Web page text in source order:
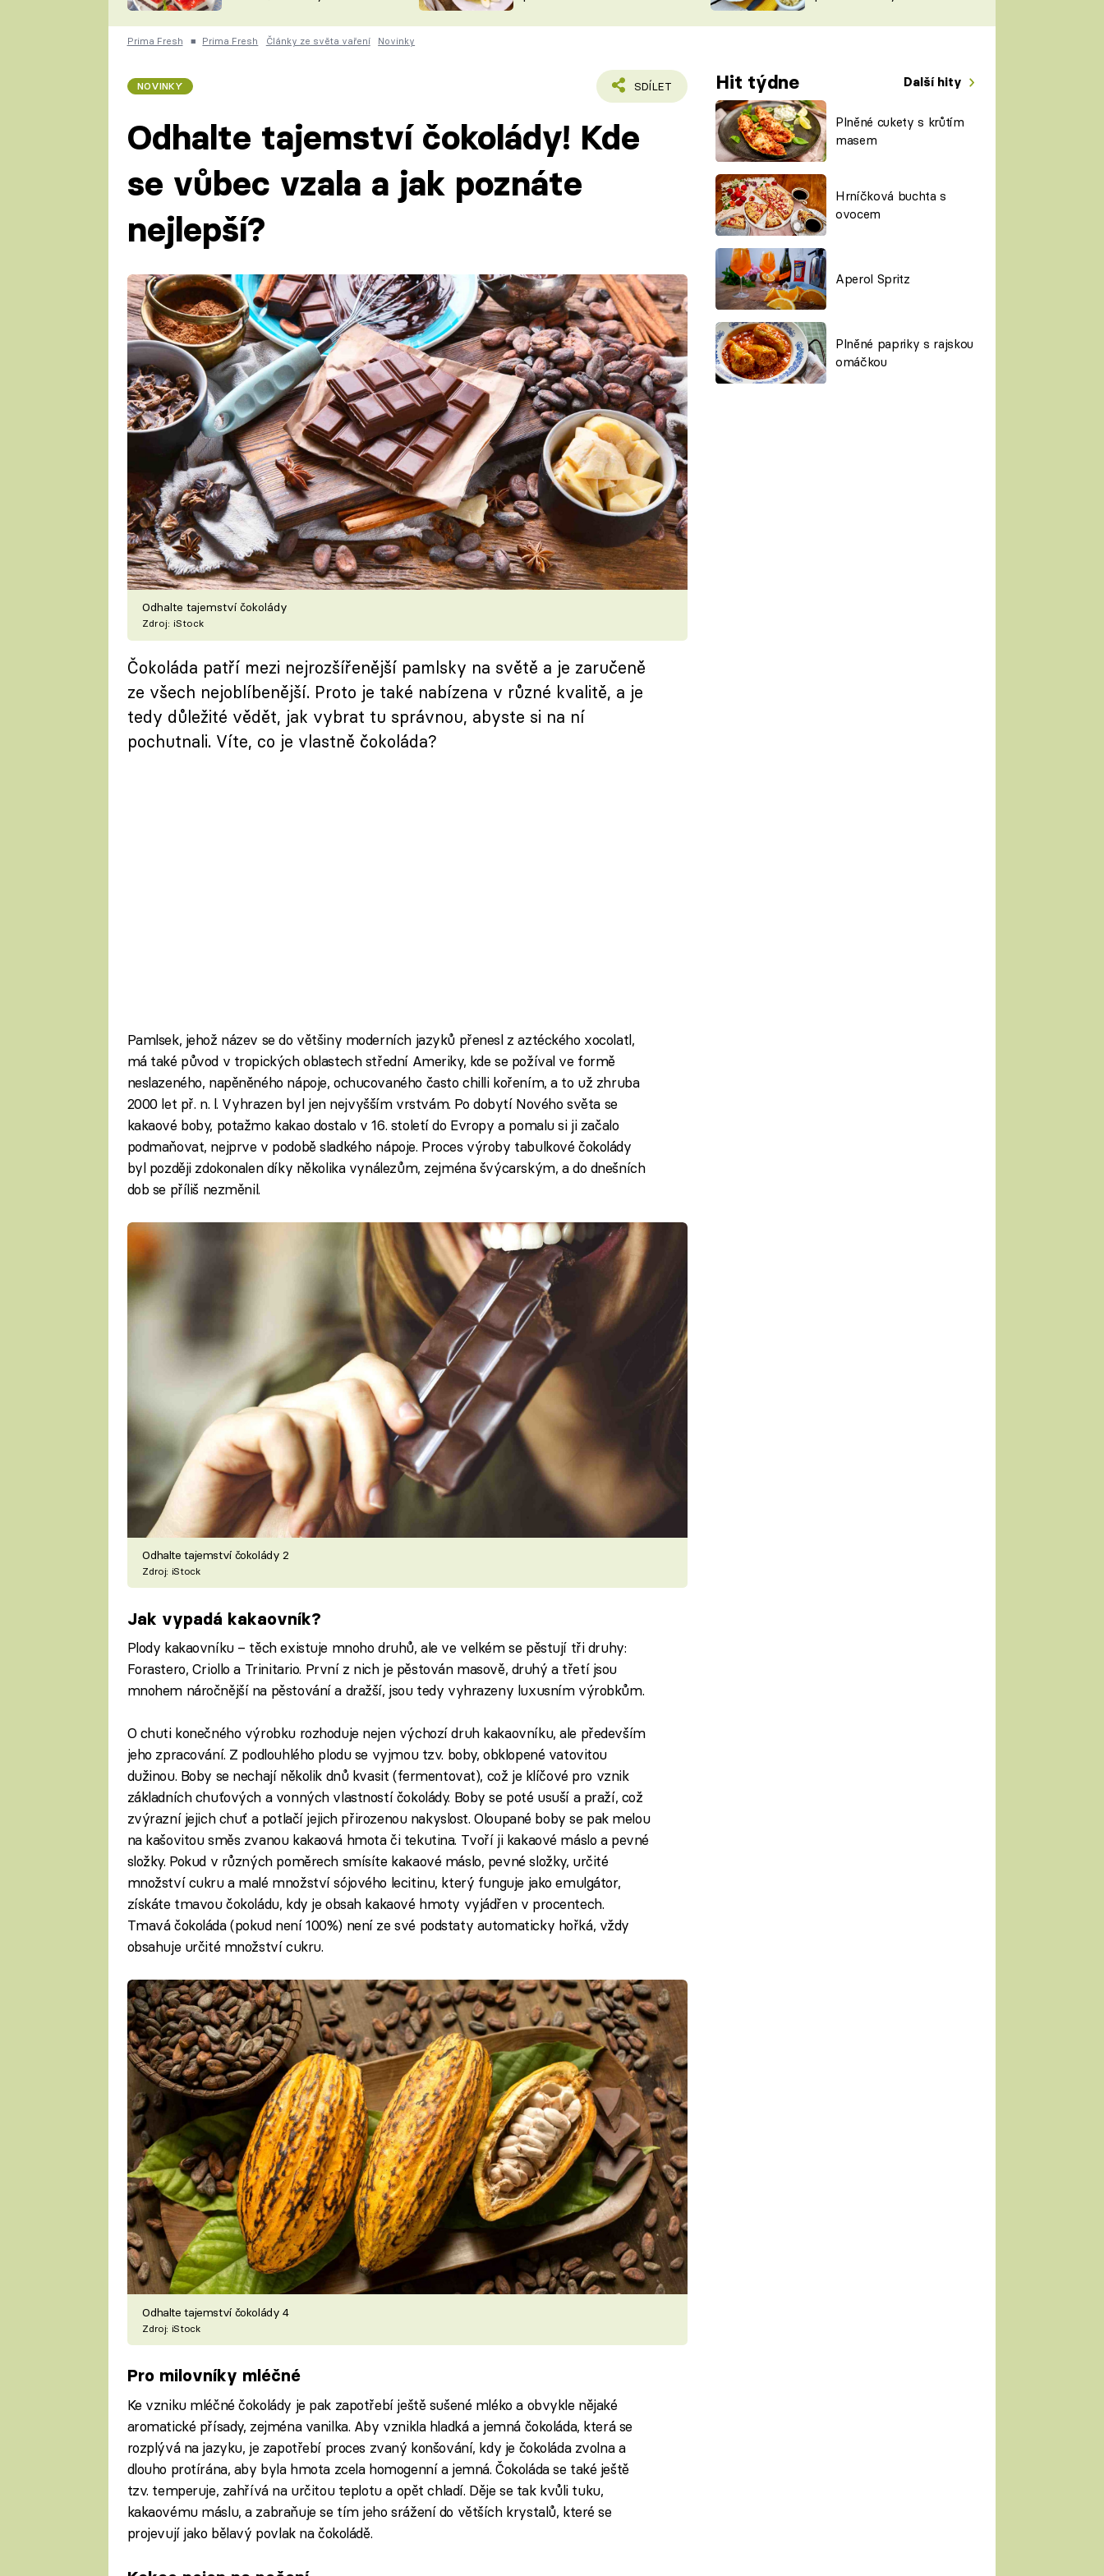
ČESKO NA TALÍŘI
VYCHYTÁVKY
ŠÉFREDAKTORKY
ČASOPIS
Prima Fresh ■ Prima Fresh Články ze světa vaření Novinky
NOVINKY SDÍLET Hit týdne Další hity
Plněné cukety s krůtím
masem
Hrníčková buchta s
ovocem
Aperol Spritz
Plněné papriky s rajskou
omáčkou
Odhalte tajemství čokolády! Kde
se vůbec vzala a jak poznáte
nejlepší?
Odhalte tajemství čokolády
Zdroj: iStock
Čokoláda patří mezi nejrozšířenější pamlsky na světě a je zaručeně
ze všech nejoblíbenější. Proto je také nabízena v různé kvalitě, a je
tedy důležité vědět, jak vybrat tu správnou, abyste si na ní
pochutnali. Víte, co je vlastně čokoláda?
Pamlsek, jehož název se do většiny moderních jazyků přenesl z aztéckého xocolatl,
má také původ v tropických oblastech střední Ameriky, kde se požíval ve formě
neslazeného, napěněného nápoje, ochucovaného často chilli kořením, a to už zhruba
2000 let př. n. l. Vyhrazen byl jen nejvyšším vrstvám. Po dobytí Nového světa se
kakaové boby, potažmo kakao dostalo v 16. století do Evropy a pomalu si ji začalo
podmaňovat, nejprve v podobě sladkého nápoje. Proces výroby tabulkové čokolády
byl později zdokonalen díky několika vynálezům, zejména švýcarským, a do dnešních
dob se příliš nezměnil.
Odhalte tajemství čokolády 2
Zdroj: iStock
Jak vypadá kakaovník?
Plody kakaovníku – těch existuje mnoho druhů, ale ve velkém se pěstují tři druhy:
Forastero, Criollo a Trinitario. První z nich je pěstován masově, druhý a třetí jsou
mnohem náročnější na pěstování a dražší, jsou tedy vyhrazeny luxusním výrobkům.
O chuti konečného výrobku rozhoduje nejen výchozí druh kakaovníku, ale především
jeho zpracování. Z podlouhlého plodu se vyjmou tzv. boby, obklopené vatovitou
dužinou. Boby se nechají několik dnů kvasit (fermentovat), což je klíčové pro vznik
základních chuťových a vonných vlastností čokolády. Boby se poté usuší a praží, což
zvýrazní jejich chuť a potlačí jejich přirozenou nakyslost. Oloupané boby se pak melou
na kašovitou směs zvanou kakaová hmota či tekutina. Tvoří ji kakaové máslo a pevné
složky. Pokud v různých poměrech smísíte kakaové máslo, pevné složky, určité
množství cukru a malé množství sójového lecitinu, který funguje jako emulgátor,
získáte tmavou čokoládu, kdy je obsah kakaové hmoty vyjádřen v procentech.
Tmavá čokoláda (pokud není 100%) není ze své podstaty automaticky hořká, vždy
obsahuje určité množství cukru.
Odhalte tajemství čokolády 4
Zdroj: iStock
Pro milovníky mléčné
Ke vzniku mléčné čokolády je pak zapotřebí ještě sušené mléko a obvykle nějaké
aromatické přísady, zejména vanilka. Aby vznikla hladká a jemná čokoláda, která se
rozplývá na jazyku, je zapotřebí proces zvaný konšování, kdy je čokoláda zvolna a
dlouho protírána, aby byla hmota zcela homogenní a jemná. Čokoláda se také ještě
tzv. temperuje, zahřívá na určitou teplotu a opět chladí. Děje se tak kvůli tuku,
kakaovému máslu, a zabraňuje se tím jeho srážení do větších krystalů, které se
projevují jako bělavý povlak na čokoládě.